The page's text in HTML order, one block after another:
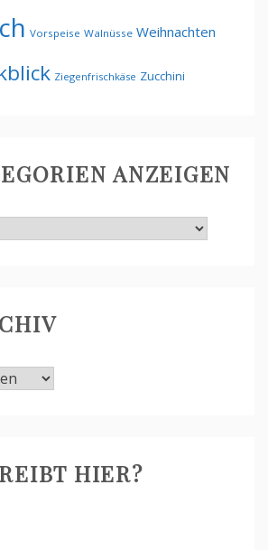
Vorspeise Walnüsse Weihnachten
Ziegenfrischkäse Zucchini
ANZEIGEN
HIER?